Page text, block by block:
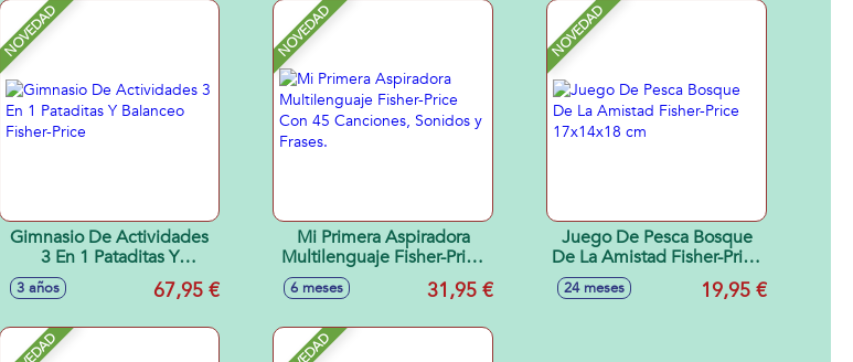
NOVEDAD
Gimnasio De Actividades
3 En 1 Pataditas Y
Balanceo Fisher-Price
3 años 67,95 €
NOVEDAD
Mi Primera Aspiradora
Multilenguaje Fisher-Price
Con 45 Canciones,
Sonidos y Frases.
6 meses 31,95 €
NOVEDAD
Juego De Pesca Bosque
De La Amistad Fisher-Price
17x14x18 cm
24 meses 19,95 €